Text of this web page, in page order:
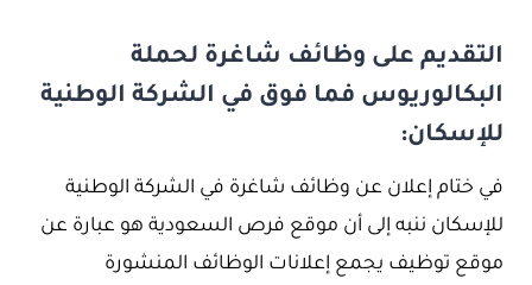
التقديم على وظائف شاغرة لحملة
البكالوريوس فما فوق في الشركة الوطنية
للإسكان:
في ختام إعلان عن وظائف شاغرة في الشركة الوطنية
للإسكان ننبه إلى أن موقع فرص السعودية هو عبارة عن
موقع توظيف يجمع إعلانات الوظائف المنشورة